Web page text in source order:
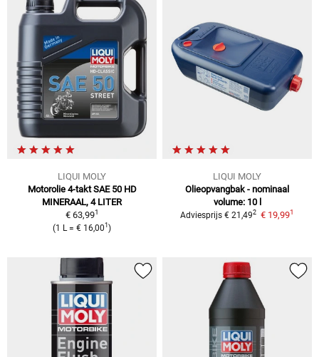
LIQUI MOLY
Motorolie 4-takt SAE 50 HD
MINERAAL, 4 LITER
€ 63,991
(1 L = € 16,001 )
LIQUI MOLY
Olieopvangbak - nominaal
volume: 10 l
Adviesprijs € 21,492 € 19,991